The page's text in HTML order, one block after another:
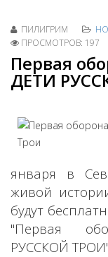
ПИЛИГРИМ
ПРОСМОТРОВ: 197
Первая
ДЕТИ
января в
живой
будут
"Первая
РУССКОЙ